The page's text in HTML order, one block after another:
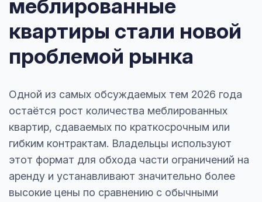
меблированные
квартиры стали новой
проблемой рынка
Одной из самых обсуждаемых тем 2026 года
остаётся рост количества меблированных
квартир, сдаваемых по краткосрочным или
гибким контрактам. Владельцы используют
этот формат для обхода части ограничений на
аренду и устанавливают значительно более
высокие цены по сравнению с обычными